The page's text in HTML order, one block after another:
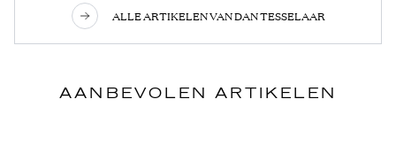
ALLE ARTIKELEN VAN DAN TESSELAAR
AANBEVOLEN ARTIKELEN